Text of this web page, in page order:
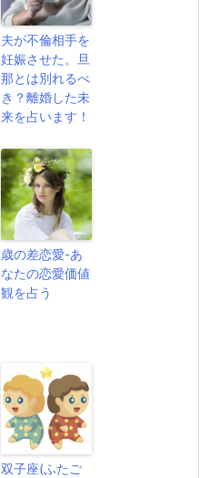
夫が不倫相手を
妊娠させた。旦
那とは別れるべ
き？離婚した未
来を占います！
歳の差恋愛-あ
なたの恋愛価値
観を占う
双子座(ふたご